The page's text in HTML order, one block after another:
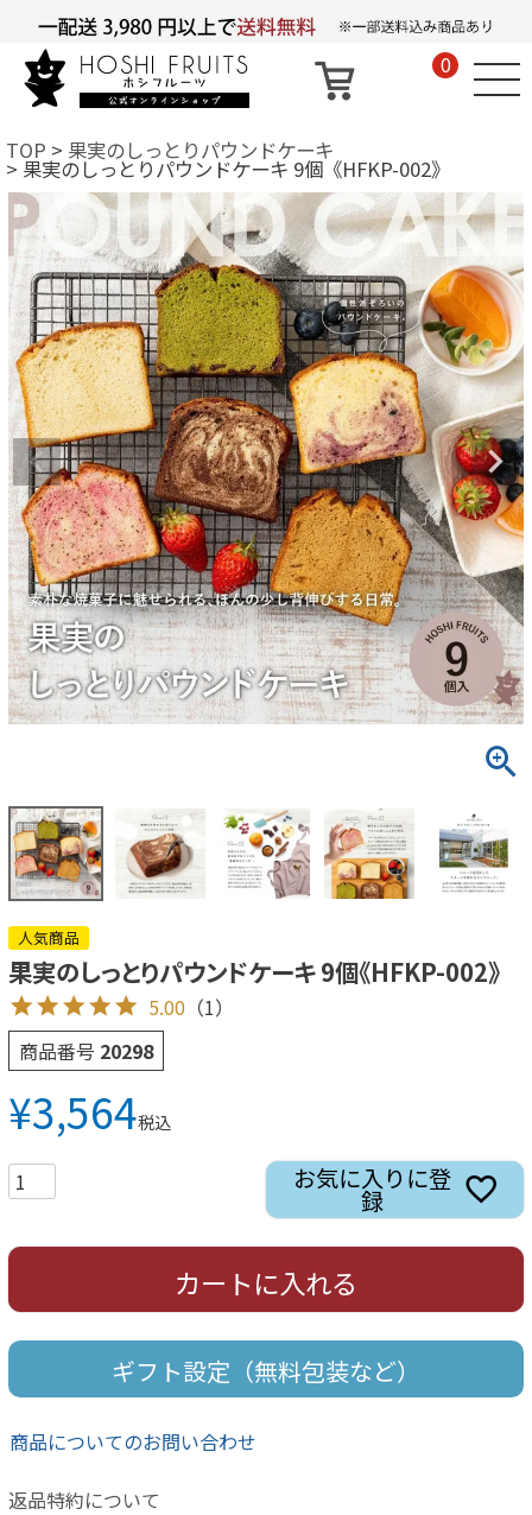
0
TOP 果実のしっとりパウンドケーキ
果実のしっとりパウンドケーキ 9個《HFKP-002》
人気商品
果実のしっとりパウンドケーキ 9個《HFKP-002》
5.00 （1）
商品番号 20298
¥3,564税込
お気に入りに登
録
カートに入れる
ギフト設定（無料包装など）
商品についてのお問い合わせ
返品特約について